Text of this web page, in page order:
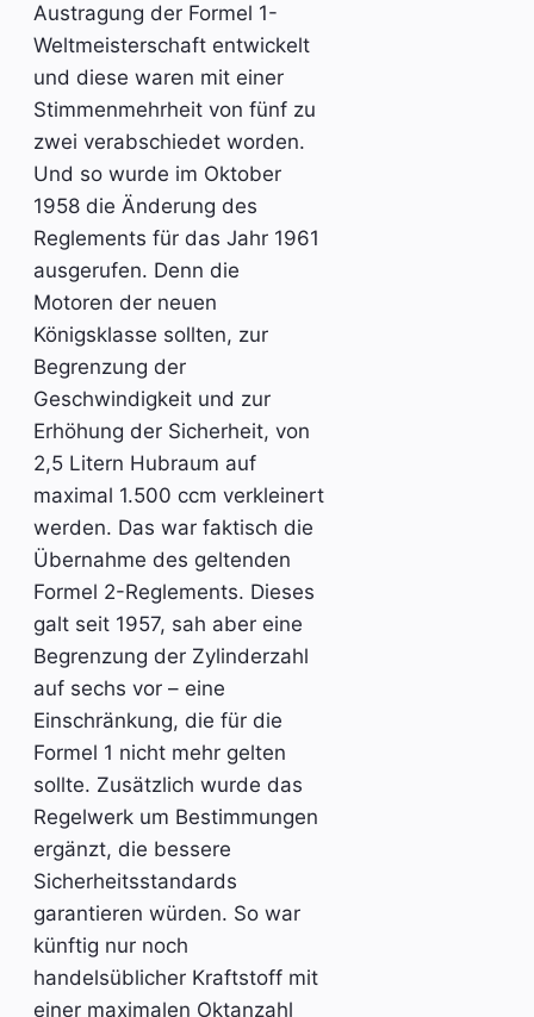
Austragung der Formel 1-
Weltmeisterschaft entwickelt
und diese waren mit einer
Stimmenmehrheit von fünf zu
zwei verabschiedet worden.
Und so wurde im Oktober
1958 die Änderung des
Reglements für das Jahr 1961
ausgerufen. Denn die
Motoren der neuen
Königsklasse sollten, zur
Begrenzung der
Geschwindigkeit und zur
Erhöhung der Sicherheit, von
2,5 Litern Hubraum auf
maximal 1.500 ccm verkleinert
werden. Das war faktisch die
Übernahme des geltenden
Formel 2-Reglements. Dieses
galt seit 1957, sah aber eine
Begrenzung der Zylinderzahl
auf sechs vor – eine
Einschränkung, die für die
Formel 1 nicht mehr gelten
sollte. Zusätzlich wurde das
Regelwerk um Bestimmungen
ergänzt, die bessere
Sicherheitsstandards
garantieren würden. So war
künftig nur noch
handelsüblicher Kraftstoff mit
einer maximalen Oktanzahl